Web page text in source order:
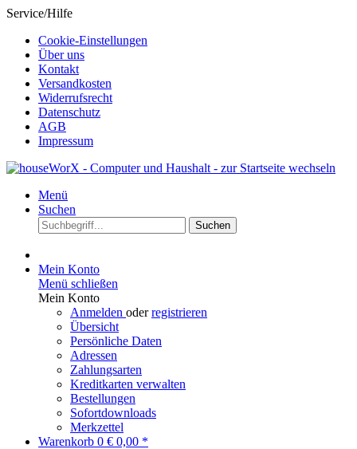
Service/Hilfe
Cookie-Einstellungen
Über uns
Kontakt
Versandkosten
Widerrufsrecht
Datenschutz
AGB
Impressum
Menü
Suchen
Suchen
Mein Konto
Menü schließen
Mein Konto
Anmelden oderregistrieren
Übersicht
Persönliche Daten
Adressen
Zahlungsarten
Kreditkarten verwalten
Bestellungen
Sofortdownloads
Merkzettel
Warenkorb 0 € 0,00 *